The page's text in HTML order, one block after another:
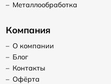
– Металлообработка
Компания
– О компании
– Блог
– Контакты
– Офёрта